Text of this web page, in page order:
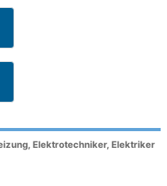
Elektrotechniker, Elektriker